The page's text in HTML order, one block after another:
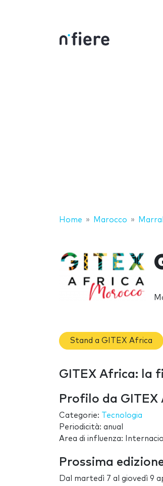
Home Marocco
Stand a GITEX Africa
GITEX Africa: la
Profilo da GITEX
Categorie:
Tecnologia
Periodicità: anual
Area di influenza:
Prossima
Dal martedì 7 al giovedì 9